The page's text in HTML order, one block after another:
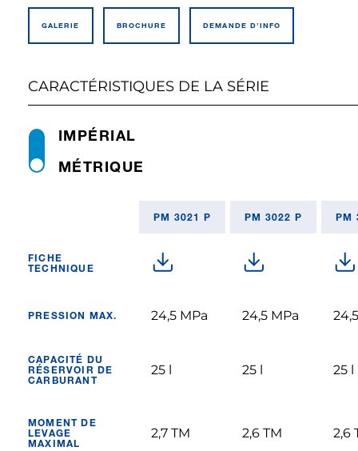
GALERIE BROCHURE DEMANDE D’INFO
CARACTÉRISTIQUES DE LA SÉRIE
MÉTRIQUE
IMPÉRIAL
PM 3021 P PM 3022 P PM
FICHE
TECHNIQUE
PRESSION MAX. 24,5 MPa 24,5 MPa
CAPACITÉ DU
RÉSERVOIR DE
CARBURANT
25 l 25 l 25 l
MOMENT DE
LEVAGE
MAXIMAL
2,7 TM 2,6 TM 2,6